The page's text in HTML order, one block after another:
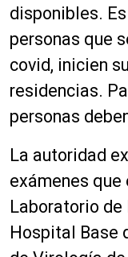
disponibles.
personas que
covid, inicien
residencias.
personas
La autoridad
exámenes
Laboratorio
Hospital Base